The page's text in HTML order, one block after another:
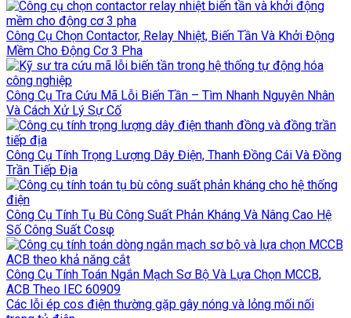
Công Cụ Chọn Contactor, Relay Nhiệt, Biến Tần Và Khởi Động
Mềm Cho Động Cơ 3 Pha
Công Cụ Tra Cứu Mã Lỗi Biến Tần – Tìm Nhanh Nguyên Nhân
Và Cách Xử Lý Sự Cố
Công Cụ Tính Trọng Lượng Dây Điện, Thanh Đồng Cái Và Đồng
Trần Tiếp Địa
Công Cụ Tính Tụ Bù Công Suất Phản Kháng Và Nâng Cao Hệ
Số Công Suất Cosφ
Công Cụ Tính Toán Ngắn Mạch Sơ Bộ Và Lựa Chọn MCCB,
ACB Theo IEC 60909
Các lỗi ép cos điện thường gặp gây nóng và lỏng mối nối